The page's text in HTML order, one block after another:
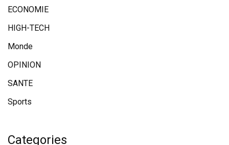
ECONOMIE
HIGH-TECH
Monde
OPINION
SANTE
Sports
Categories